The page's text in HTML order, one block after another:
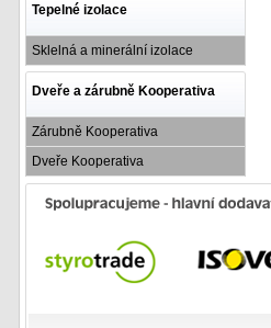
Tepelné izolace
Sklelná a minerální izolace
Dveře a zárubně Kooperativa
Zárubně Kooperativa
Dveře Kooperativa